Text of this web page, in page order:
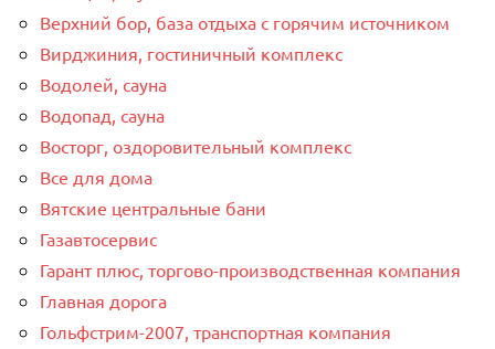
Верхний бор, база отдыха с горячим источником
Вирджиния, гостиничный комплекс
Водолей, сауна
Водопад, сауна
Восторг, оздоровительный комплекс
Все для дома
Вятские центральные бани
Газавтосервис
Гарант плюс, торгово-производственная компания
Главная дорога
Гольфстрим-2007, транспортная компания